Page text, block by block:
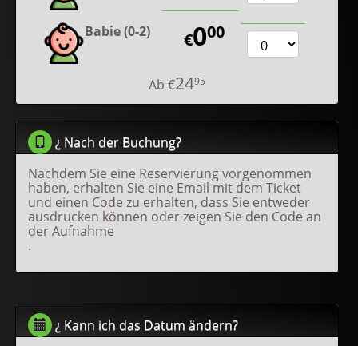
Babie (0-2) €000
Ab €2495
¿ Nach der Buchung?
Nachdem Sie eine Reservierung vorgenommen
haben, erhalten Sie eine Email mit dem Ticket
und einen Code zu erhalten, dass Sie entweder
ausdrucken können oder zeigen Sie den Code an
der Aufnahme
.
¿ Kann ich das Datum ändern?